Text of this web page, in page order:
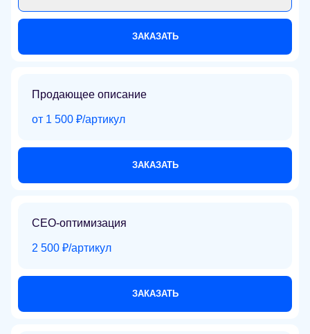
ЗАКАЗАТЬ
Продающее описание
от 1 500 ₽/артикул
ЗАКАЗАТЬ
СЕО-оптимизация
2 500 ₽/артикул
ЗАКАЗАТЬ